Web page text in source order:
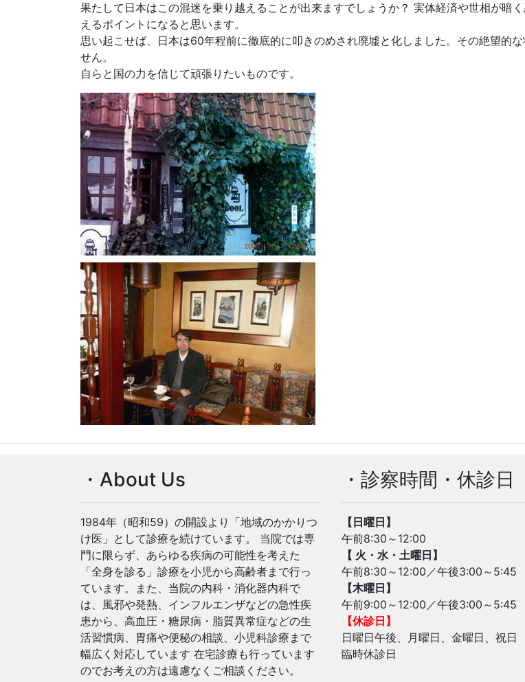
果たして日本はこの混迷を乗り越えることが出来ますでしょうか？ 実体経済や世相が暗
えるポイントになると思います。
思い起こせば、日本は60年程前に徹底的に叩きのめされ廃墟と化しました。その絶望的
せん。
自らと国の力を信じて頑張りたいものです。
・About Us
1984年（昭和59）の開設より「地域のかかりつ
け医」として診療を続けています。 当院では専
門に限らず、あらゆる疾病の可能性を考えた
「全身を診る」診療を小児から高齢者まで行っ
ています。また、当院の内科・消化器内科で
は、風邪や発熱、インフルエンザなどの急性疾
患から、高血圧・糖尿病・脂質異常症などの生
活習慣病、胃痛や便秘の相談、小児科診療まで
幅広く対応しています 在宅診療も行っています
のでお考えの方は遠慮なくご相談ください。
・診察時間・休診日
【日曜日】
午前8:30～12:00
【 火・水・土曜日】
午前8:30～12:00／午後3:00～5:45
【木曜日】
午前9:00～12:00／午後3:00～5:45
【休診日】
日曜日午後、月曜日、金曜日、祝日
臨時休診日